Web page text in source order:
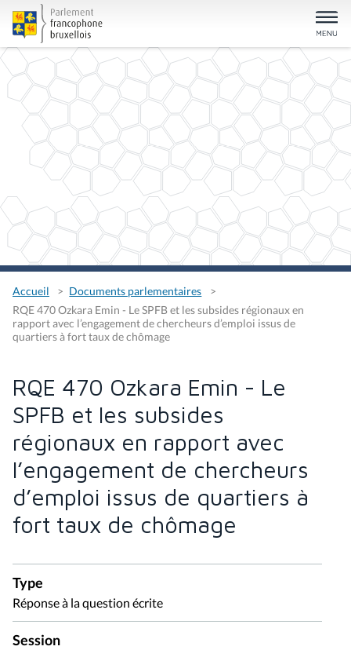
Accueil
Documents parlementaires
RQE 470 Ozkara Emin - Le SPFB et les subsides régionaux en
rapport avec l’engagement de chercheurs d’emploi issus de
quartiers à fort taux de chômage
RQE 470 Ozkara Emin - Le
SPFB et les subsides
régionaux en rapport avec
l’engagement de chercheurs
d’emploi issus de quartiers à
fort taux de chômage
Type
Réponse à la question écrite
Session